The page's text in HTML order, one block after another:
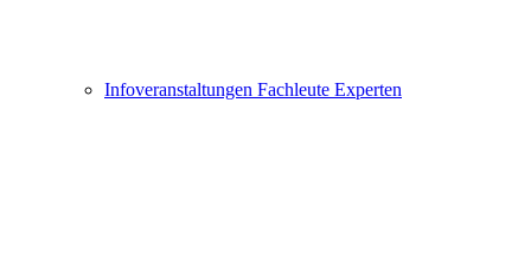
Infoveranstaltungen Fachleute Experten